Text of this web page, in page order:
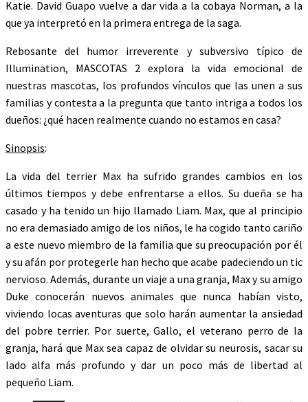
Katie. David Guapo vuelve a dar vida a la cobaya Norman, a la
que ya interpretó en la primera entrega de la saga.
Rebosante del humor irreverente y subversivo típico de
Illumination, MASCOTAS 2 explora la vida emocional de
nuestras mascotas, los profundos vínculos que las unen a sus
familias y contesta a la pregunta que tanto intriga a todos los
dueños: ¿qué hacen realmente cuando no estamos en casa?
Sinopsis:
La vida del terrier Max ha sufrido grandes cambios en los
últimos tiempos y debe enfrentarse a ellos. Su dueña se ha
casado y ha tenido un hijo llamado Liam. Max, que al principio
no era demasiado amigo de los niños, le ha cogido tanto cariño
a este nuevo miembro de la familia que su preocupación por él
y su afán por protegerle han hecho que acabe padeciendo un tic
nervioso. Además, durante un viaje a una granja, Max y su amigo
Duke conocerán nuevos animales que nunca habían visto,
viviendo locas aventuras que solo harán aumentar la ansiedad
del pobre terrier. Por suerte, Gallo, el veterano perro de la
granja, hará que Max sea capaz de olvidar su neurosis, sacar su
lado alfa más profundo y dar un poco más de libertad al
pequeño Liam.